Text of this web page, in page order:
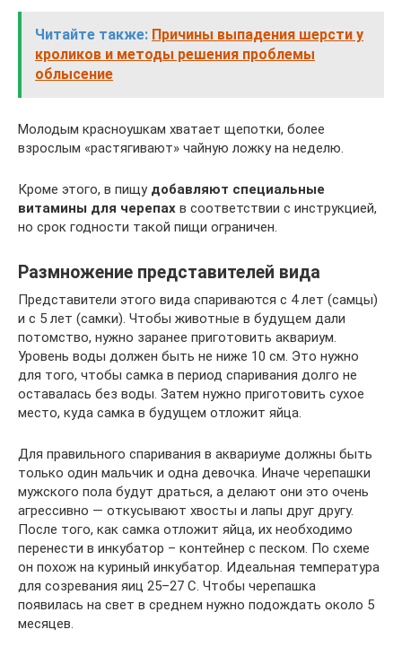
Читайте также: Причины выпадения шерсти у
кроликов и методы решения проблемы
облысение
Молодым красноушкам хватает щепотки, более
взрослым «растягивают» чайную ложку на неделю.
Кроме этого, в пищу добавляют специальные
витамины для черепах в соответствии с инструкцией,
но срок годности такой пищи ограничен.
Размножение представителей вида
Представители этого вида спариваются с 4 лет (самцы)
и с 5 лет (самки). Чтобы животные в будущем дали
потомство, нужно заранее приготовить аквариум.
Уровень воды должен быть не ниже 10 см. Это нужно
для того, чтобы самка в период спаривания долго не
оставалась без воды. Затем нужно приготовить сухое
место, куда самка в будущем отложит яйца.
Для правильного спаривания в аквариуме должны быть
только один мальчик и одна девочка. Иначе черепашки
мужского пола будут драться, а делают они это очень
агрессивно — откусывают хвосты и лапы друг другу.
После того, как самка отложит яйца, их необходимо
перенести в инкубатор – контейнер с песком. По схеме
он похож на куриный инкубатор. Идеальная температура
для созревания яиц 25–27 С. Чтобы черепашка
появилась на свет в среднем нужно подождать около 5
месяцев.